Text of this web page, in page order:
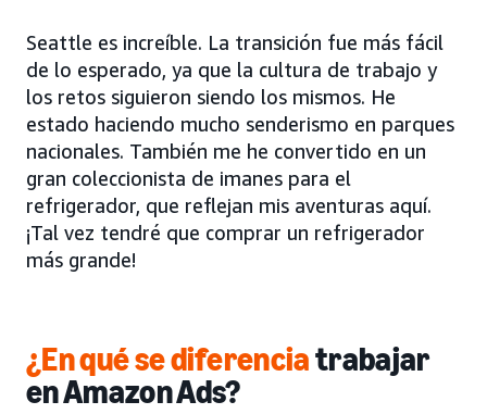
Seattle es increíble. La transición fue más fácil
de lo esperado, ya que la cultura de trabajo y
los retos siguieron siendo los mismos. He
estado haciendo mucho senderismo en parques
nacionales. También me he convertido en un
gran coleccionista de imanes para el
refrigerador, que reflejan mis aventuras aquí.
¡Tal vez tendré que comprar un refrigerador
más grande!
¿En qué se diferenciatrabajar
en Amazon Ads?